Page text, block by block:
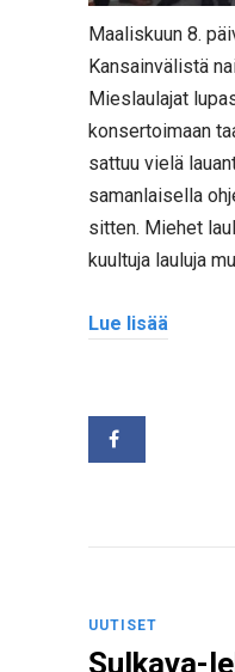
Maaliskuun 8.
Kansainvälistä
Mieslaulajat
konsertoimaan
sattuu vielä
samanlaisella
sitten. Miehet
kuultuja lauluja
Lue lisää
UUTISET
Sulkava-